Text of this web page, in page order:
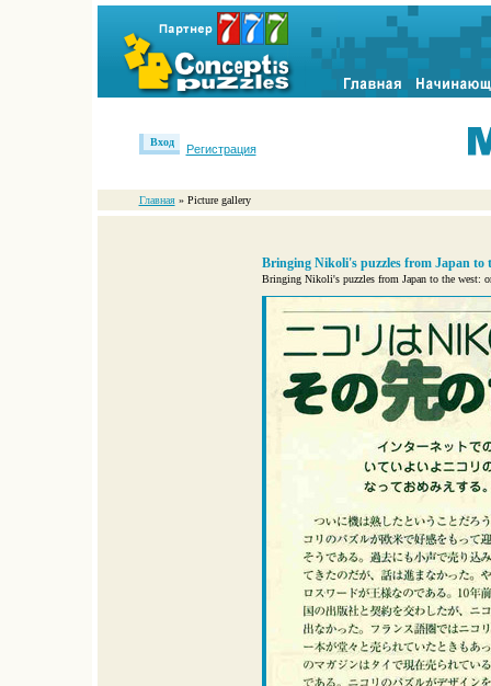
Вход
Регистрация
Главная » Picture gallery
Bringing Nikoli's puzzles from Japan to
Bringing Nikoli's puzzles from Japan to the west: